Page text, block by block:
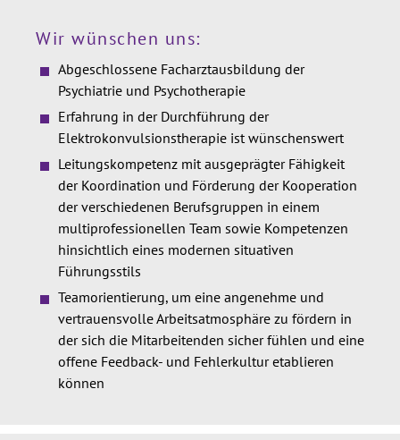
Wir wünschen uns:
Abgeschlossene Facharztausbildung der
Psychiatrie und Psychotherapie
Erfahrung in der Durchführung der
Elektrokonvulsionstherapie ist wünschenswert
Leitungskompetenz mit ausgeprägter Fähigkeit
der Koordination und Förderung der Kooperation
der verschiedenen Berufsgruppen in einem
multiprofessionellen Team sowie Kompetenzen
hinsichtlich eines modernen situativen
Führungsstils
Teamorientierung, um eine angenehme und
vertrauensvolle Arbeitsatmosphäre zu fördern in
der sich die Mitarbeitenden sicher fühlen und eine
offene Feedback- und Fehlerkultur etablieren
können